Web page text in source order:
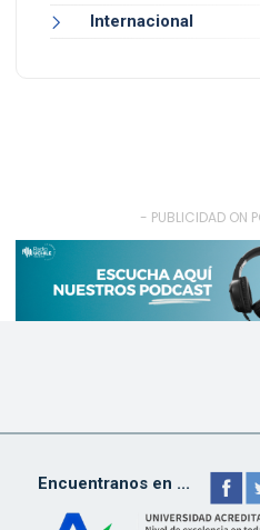
Internacional
- PUBLICIDAD ON
Encuentranos en ...